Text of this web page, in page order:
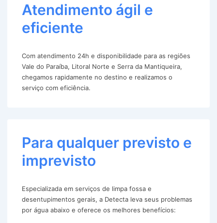
Atendimento ágil e
eficiente
Com atendimento 24h e disponibilidade para as regiões
Vale do Paraíba, Litoral Norte e Serra da Mantiqueira,
chegamos rapidamente no destino e realizamos o
serviço com eficiência.
Para qualquer previsto e
imprevisto
Especializada em serviços de limpa fossa e
desentupimentos gerais, a Detecta leva seus problemas
por água abaixo e oferece os melhores benefícios: